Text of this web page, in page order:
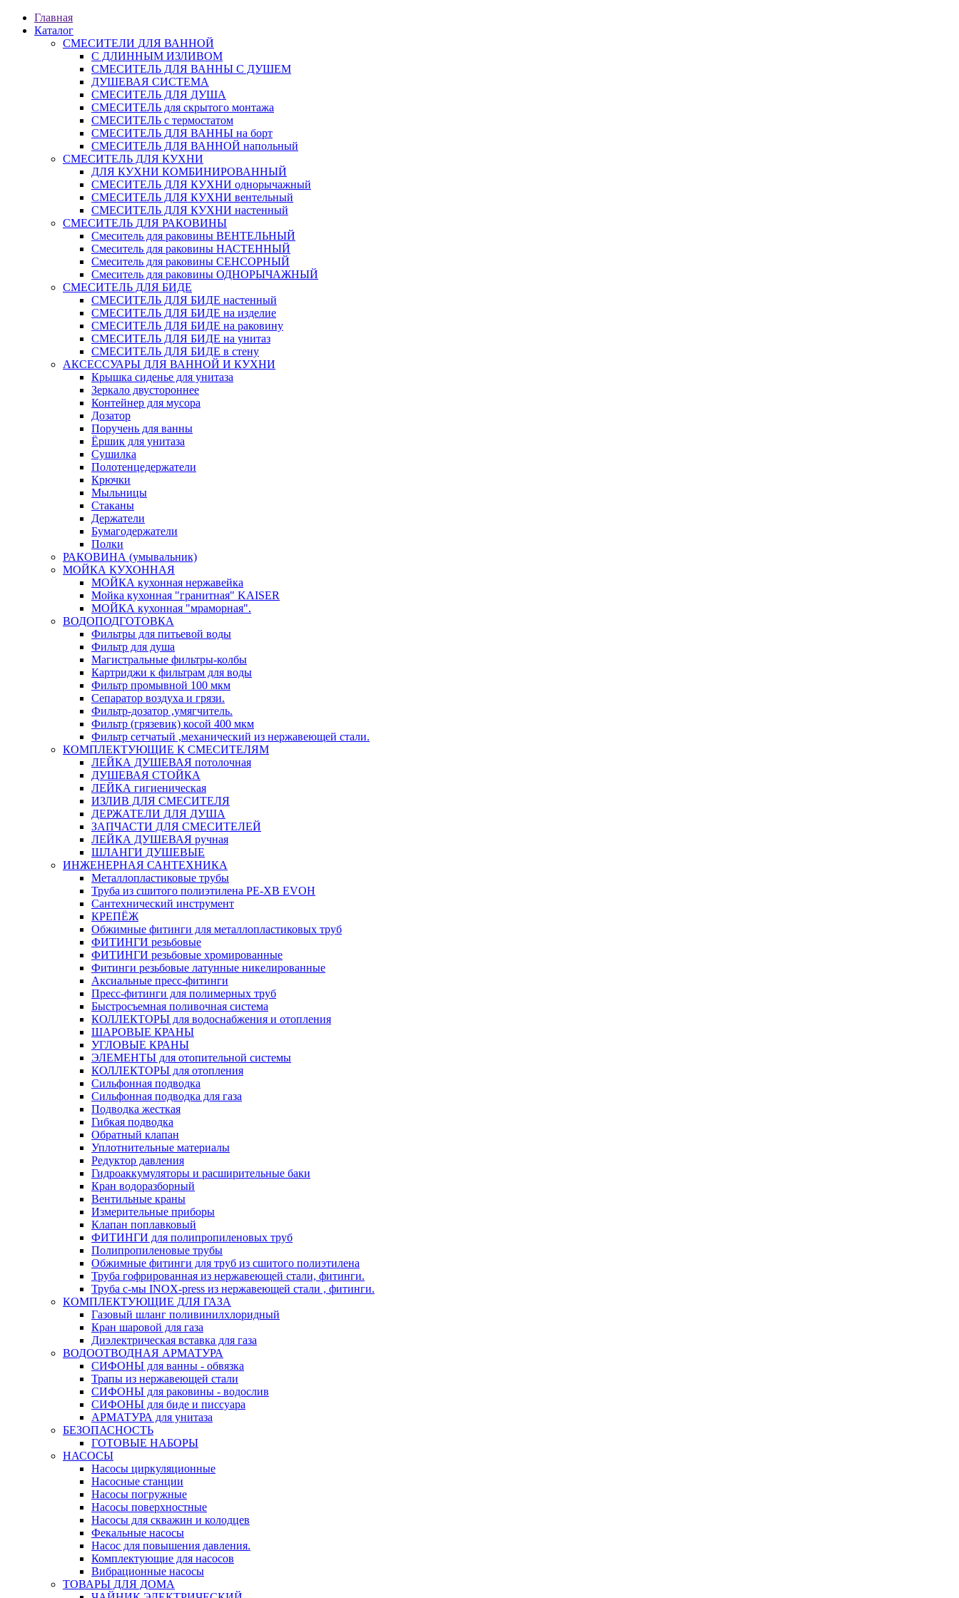
Главная
Каталог
СМЕСИТЕЛИ ДЛЯ ВАННОЙ
С ДЛИННЫМ ИЗЛИВОМ
СМЕСИТЕЛЬ ДЛЯ ВАННЫ С ДУШЕМ
ДУШЕВАЯ СИСТЕМА
СМЕСИТЕЛЬ ДЛЯ ДУША
СМЕСИТЕЛЬ для скрытого монтажа
СМЕСИТЕЛЬ с термостатом
СМЕСИТЕЛЬ ДЛЯ ВАННЫ на борт
СМЕСИТЕЛЬ ДЛЯ ВАННОЙ напольный
СМЕСИТЕЛЬ ДЛЯ КУХНИ
ДЛЯ КУХНИ КОМБИНИРОВАННЫЙ
СМЕСИТЕЛЬ ДЛЯ КУХНИ однорычажный
СМЕСИТЕЛЬ ДЛЯ КУХНИ вентельный
СМЕСИТЕЛЬ ДЛЯ КУХНИ настенный
СМЕСИТЕЛЬ ДЛЯ РАКОВИНЫ
Смеситель для раковины ВЕНТЕЛЬНЫЙ
Смеситель для раковины НАСТЕННЫЙ
Смеситель для раковины СЕНСОРНЫЙ
Смеситель для раковины ОДНОРЫЧАЖНЫЙ
СМЕСИТЕЛЬ ДЛЯ БИДЕ
СМЕСИТЕЛЬ ДЛЯ БИДЕ настенный
СМЕСИТЕЛЬ ДЛЯ БИДЕ на изделие
СМЕСИТЕЛЬ ДЛЯ БИДЕ на раковину
СМЕСИТЕЛЬ ДЛЯ БИДЕ на унитаз
СМЕСИТЕЛЬ ДЛЯ БИДЕ в стену
АКСЕССУАРЫ ДЛЯ ВАННОЙ И КУХНИ
Крышка сиденье для унитаза
Зеркало двустороннее
Контейнер для мусора
Дозатор
Поручень для ванны
Ёршик для унитаза
Сушилка
Полотенцедержатели
Крючки
Мыльницы
Стаканы
Держатели
Бумагодержатели
Полки
РАКОВИНА (умывальник)
МОЙКА КУХОННАЯ
МОЙКА кухонная нержавейка
Мойка кухонная "гранитная" KAISER
МОЙКА кухонная "мраморная".
ВОДОПОДГОТОВКА
Фильтры для питьевой воды
Фильтр для душа
Магистральные фильтры-колбы
Картриджи к фильтрам для воды
Фильтр промывной 100 мкм
Сепаратор воздуха и грязи.
Фильтр-дозатор ,умягчитель.
Фильтр (грязевик) косой 400 мкм
Фильтр сетчатый ,механический из нержавеющей стали.
КОМПЛЕКТУЮЩИЕ К СМЕСИТЕЛЯМ
ЛЕЙКА ДУШЕВАЯ потолочная
ДУШЕВАЯ СТОЙКА
ЛЕЙКА гигиеническая
ИЗЛИВ ДЛЯ СМЕСИТЕЛЯ
ДЕРЖАТЕЛИ ДЛЯ ДУША
ЗАПЧАСТИ ДЛЯ СМЕСИТЕЛЕЙ
ЛЕЙКА ДУШЕВАЯ ручная
ШЛАНГИ ДУШЕВЫЕ
ИНЖЕНЕРНАЯ САНТЕХНИКА
Металлопластиковые трубы
Труба из сшитого полиэтилена PE-XB EVOH
Сантехнический инструмент
КРЕПЁЖ
Обжимные фитинги для металлопластиковых труб
ФИТИНГИ резьбовые
ФИТИНГИ резьбовые хромированные
Фитинги резьбовые латунные никелированные
Аксиальные пресс-фитинги
Пресс-фитинги для полимерных труб
Быстросъемная поливочная система
КОЛЛЕКТОРЫ для водоснабжения и отопления
ШАРОВЫЕ КРАНЫ
УГЛОВЫЕ КРАНЫ
ЭЛЕМЕНТЫ для отопительной системы
КОЛЛЕКТОРЫ для отопления
Сильфонная подводка
Cильфонная подводка для газа
Подводка жесткая
Гибкая подводка
Обратный клапан
Уплотнительные материалы
Редуктор давления
Гидроаккумуляторы и расширительные баки
Кран водоразборный
Вентильные краны
Измерительные приборы
Клапан поплавковый
ФИТИНГИ для полипропиленовых труб
Полипропиленовые трубы
Обжимные фитинги для труб из сшитого полиэтилена
Труба гофрированная из нержавеющей стали, фитинги.
Труба с-мы INOX-press из нержавеющей стали , фитинги.
КОМПЛЕКТУЮЩИЕ ДЛЯ ГАЗА
Газовый шланг поливинилхлоридный
Кран шаровой для газа
Диэлектрическая вставка для газа
ВОДООТВОДНАЯ АРМАТУРА
СИФОНЫ для ванны - обвязка
Трапы из нержавеющей стали
СИФОНЫ для раковины - водослив
СИФОНЫ для биде и писсуара
АРМАТУРА для унитаза
БЕЗОПАСНОСТЬ
ГОТОВЫЕ НАБОРЫ
НАСОСЫ
Насосы циркуляционные
Насосные станции
Насосы погружные
Насосы поверхностные
Насосы для скважин и колодцев
Фекальные насосы
Насос для повышения давления.
Комплектующие для насосов
Вибрационные насосы
ТОВАРЫ ДЛЯ ДОМА